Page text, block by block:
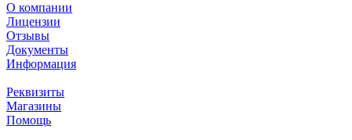
О компании
Лицензии
Отзывы
Документы
Информация
Реквизиты
Магазины
Помощь